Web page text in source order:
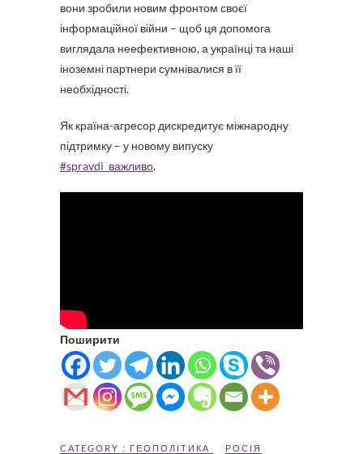
вони зробили новим фронтом своєї
інформаційної війни – щоб ця допомога
виглядала неефективною, а українці та наші
іноземні партнери сумнівалися в її
необхідності.
Як країна-агресор дискредитує міжнародну
підтримку – у новому випуску
#spravdi_важливо.
Поширити
CATEGORY : ГЕОПОЛІТИКА РОСІЯ